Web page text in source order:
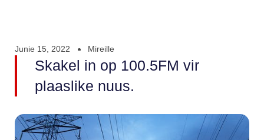
Junie 15, 2022 Mireille
Skakel in op 100.5FM vir
plaaslike nuus.